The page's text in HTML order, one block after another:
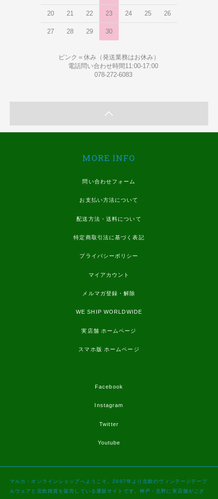
20 21 22 23 24 25 26
27 28 29 30
ピンク＝休み（発送業務はお休み）
電話問い合わせ時間11:00-17:00
078-272-6083
MORE INFO
問い合わせフォーム
お支払い方法について
配送方法・送料について
特定商取引法に基づく表記
プライバシーポリシー
マイアカウント
メルマガ登録・解除
WE SHIP WORLDWIDE
実店舗 ホームページ
スマホ版 ホームページ
Facebook
Instagram
Twitter
Youtube
マルカ・オンラインショップへようこそ。2007年より北欧のヴィンテージテーブ
ルウェアと北欧雑貨を販売している通販サイトです。神戸・北野に実店舗がござ